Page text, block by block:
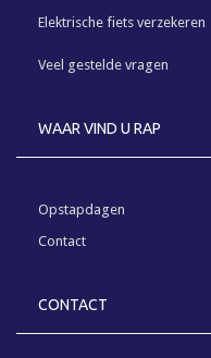
Elektrische fiets verzekeren
Veel gestelde vragen
WAAR VIND U RAP
Opstapdagen
Contact
CONTACT